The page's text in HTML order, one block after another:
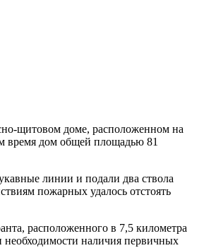
щитовом доме, расположенном на
время дом общей площадью 81
линии и подали два ствола
пожарных удалось отстоять
расположенного в 7,5 километра
наличия первичных